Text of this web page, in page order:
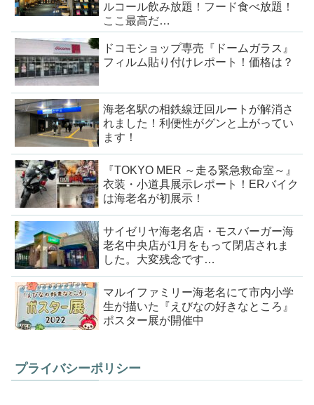
ルコール飲み放題！フード食べ放題！
ここ最高だ…
ドコモショップ専売『ドームガラス』
フィルム貼り付けレポート！価格は？
海老名駅の相鉄線迂回ルートが解消さ
れました！利便性がグンと上がってい
ます！
『TOKYO MER ～走る緊急救命室～』
衣装・小道具展示レポート！ERバイク
は海老名が初展示！
サイゼリヤ海老名店・モスバーガー海
老名中央店が1月をもって閉店されま
した。大変残念です…
マルイファミリー海老名にて市内小学
生が描いた『えびなの好きなところ』
ポスター展が開催中
プライバシーポリシー